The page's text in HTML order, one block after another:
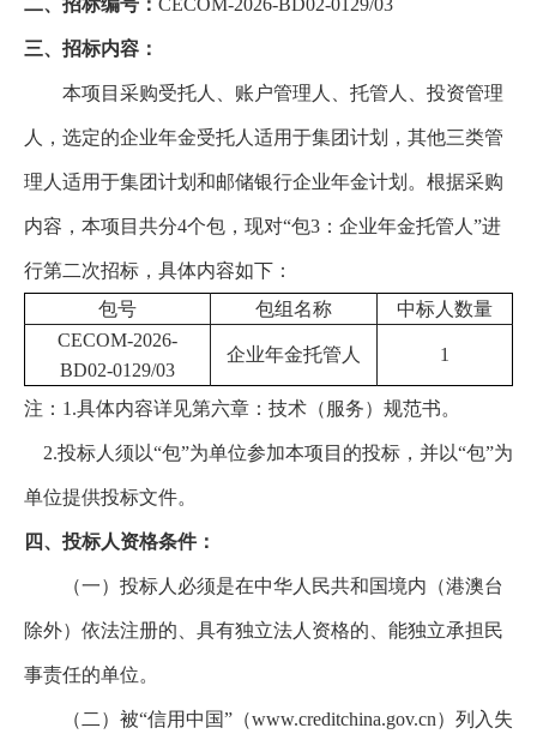
二、招标编号： CECOM-2026-BD02-0129/03
三、招标内容：
本项目采购受托人、账户管理人、托管人、投资管理
人，选定的企业年金受托人适用于集团计划，其他三类管
理人适用于集团计划和邮储银行企业年金计划。根据采购
内容，本项目共分4个包，现对“包3：企业年金托管人”进
行第二次招标，具体内容如下：
包号
包组名称
中标人数量
CECOM-2026-
BD02-0129/03
企业年金托管人 1
注：1.具体内容详见第六章：技术（服务）规范书。
2.投标人须以“包”为单位参加本项目的投标，并以“包”为
单位提供投标文件。
四、投标人资格条件：
（一）投标人必须是在中华人民共和国境内（港澳台
除外）依法注册的、具有独立法人资格的、能独立承担民
事责任的单位。
（二）被“信用中国”（www.creditchina.gov.cn）列入失